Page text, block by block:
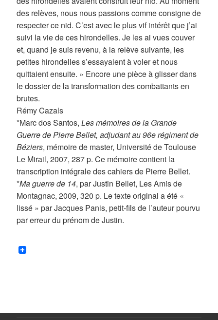
des relèves, nous nous passions comme consigne de
respecter ce nid. C’est avec le plus vif intérêt que j’ai
suivi la vie de ces hirondelles. Je les ai vues couver
et, quand je suis revenu, à la relève suivante, les
petites hirondelles s’essayaient à voler et nous
quittaient ensuite. » Encore une pièce à glisser dans
le dossier de la transformation des combattants en
brutes.
Rémy Cazals
*Marc dos Santos,Les mémoires de la Grande
Guerre de Pierre Bellet, adjudant au 96e régiment de
Béziers, mémoire de master, Université de Toulouse
Le Mirail, 2007, 287 p. Ce mémoire contient la
transcription intégrale des cahiers de Pierre Bellet.
*Ma guerre de 14, par Justin Bellet, Les Amis de
Montagnac, 2009, 320 p. Le texte original a été «
lissé » par Jacques Panis, petit-fils de l’auteur pourvu
par erreur du prénom de Justin.